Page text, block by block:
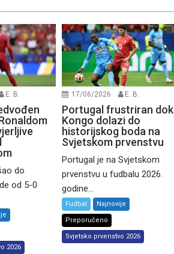
E. B.
do
od 5-0
2026
17/06/2026 E. B.
Portugal frustriran dok
Kongo dolazi do
historijskog boda na
Svjetskom prvenstvu
Portugal je na Svjetskom
prvenstvu u fudbalu 2026.
godine...
Fudbal Najnovije
Preporučeno
Svjetsko prvenstvo 2026